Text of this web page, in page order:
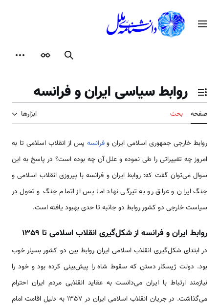
محتوامنوی اصلی
جستجوظاهر
تغییر وضعیت فهرست محتویات
روابط سیاسی ایران و فرانسه
صفحه بحث ابزارها
روابط خارجی جمهوری اسلامی ایران وفرانسه پس از انقلاب اسلامی تا به
امروز چه تغییراتی را طی نموده و علل آن چه بوده است؟ در پاسخ به این
سوال می‌توان گفت که: روابط ایران و فرانسه با پیروزی انقلاب اسلامی و
جنگ ایران و عراق رو به تیرگی نهاد اما پس از اتمام جنگ و تحول در
سیاست خارجی دو کشور روابط دو جانبه تا حدی بهبود یافته است.
روابط ایران و فرانسه از شکل‌گیری انقلاب اسلامی تا 1359
در ابتدای شکل‌گیری انقلاب اسلامی ایران روابط بین دو کشور بسیار خوب
بود. دولت ژیسکار دستن که سقوط شاه را پیش‌بینی کرده بود و خود را
نیازمند ارتباط با ایران می‌دانست به عقاید انقلابی مردم ایران احترام
می‌گذاشت. در جریان انقلاب اسلامی ایران در 1357 به دلیل اقامت امام